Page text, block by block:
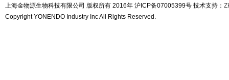
上海金物源生物科技有限公司 版权所有 2016年 沪ICP备07005399号 技术支持：
Copyright YONENDO Industry Inc All Rights Reserved.